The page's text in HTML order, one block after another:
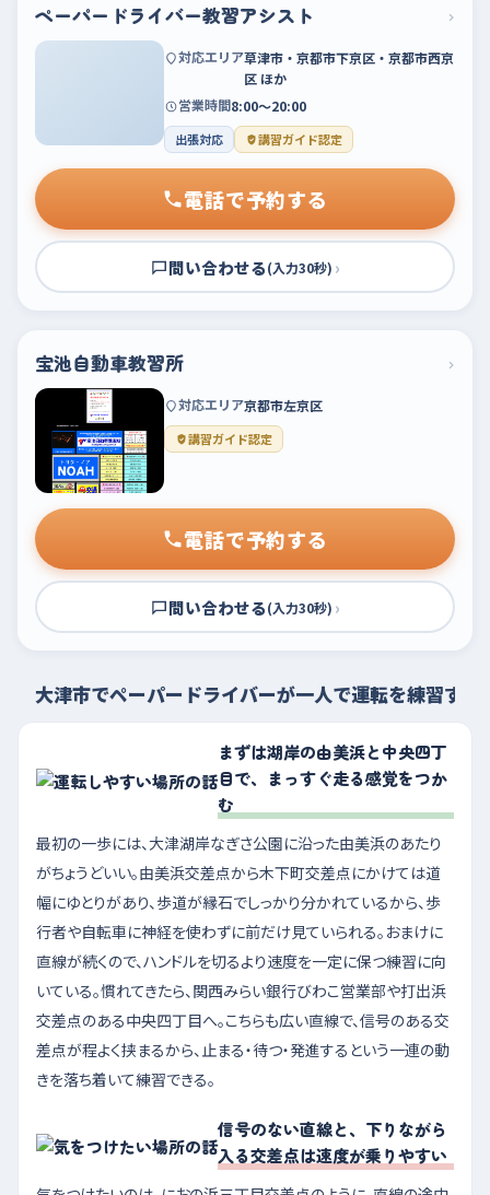
ペーパードライバー教習アシスト ›
対応エリア草津市・京都市下京区・京都市西京
区 ほか
営業時間8:00～20:00
出張対応 講習ガイド認定
電話で予約する
問い合わせる(入力30秒) ›
宝池自動車教習所 ›
対応エリア京都市左京区
講習ガイド認定
電話で予約する
問い合わせる(入力30秒) ›
大津市でペーパードライバーが一人で運転を練習する
まずは湖岸の由美浜と中央四丁
目で、まっすぐ走る感覚をつか
む
最初の一歩には、大津湖岸なぎさ公園に沿った由美浜のあたり
がちょうどいい。由美浜交差点から木下町交差点にかけては道
幅にゆとりがあり、歩道が縁石でしっかり分かれているから、歩
行者や自転車に神経を使わずに前だけ見ていられる。おまけに
直線が続くので、ハンドルを切るより速度を一定に保つ練習に向
いている。慣れてきたら、関西みらい銀行びわこ営業部や打出浜
交差点のある中央四丁目へ。こちらも広い直線で、信号のある交
差点が程よく挟まるから、止まる・待つ・発進するという一連の動
きを落ち着いて練習できる。
信号のない直線と、下りながら
入る交差点は速度が乗りやすい